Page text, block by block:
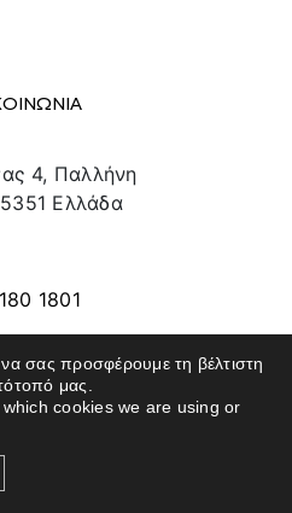
4, Παλλήνη
Ελλάδα
1801
MAP
σας προσφέρουμε τη βέλτιστη
μας.
cookies we are using or